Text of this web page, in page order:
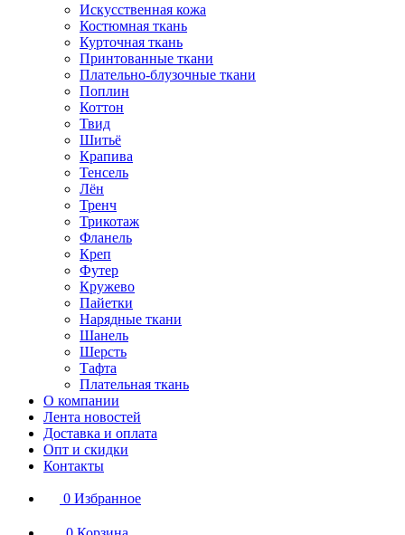
Искусственная кожа
Костюмная ткань
Курточная ткань
Принтованные ткани
Плательно-блузочные ткани
Поплин
Коттон
Твид
Шитьё
Крапива
Тенсель
Лён
Тренч
Трикотаж
Фланель
Креп
Футер
Кружево
Пайетки
Нарядные ткани
Шанель
Шерсть
Тафта
Плательная ткань
О компании
Лента новостей
Доставка и оплата
Опт и скидки
Контакты
0 Избранное